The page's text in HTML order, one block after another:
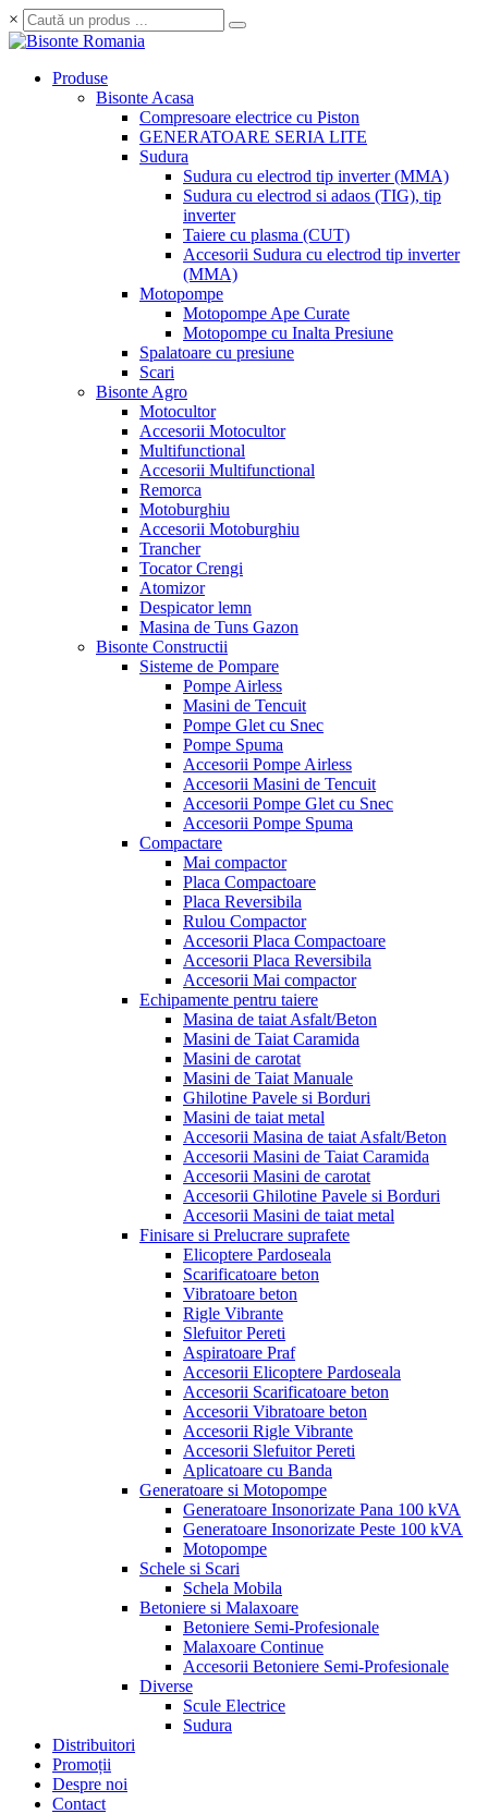
×
Produse
Bisonte Acasa
Compresoare electrice cu Piston
GENERATOARE SERIA LITE
Sudura
Sudura cu electrod tip inverter (MMA)
Sudura cu electrod si adaos (TIG), tip
inverter
Taiere cu plasma (CUT)
Accesorii Sudura cu electrod tip inverter
(MMA)
Motopompe
Motopompe Ape Curate
Motopompe cu Inalta Presiune
Spalatoare cu presiune
Scari
Bisonte Agro
Motocultor
Accesorii Motocultor
Multifunctional
Accesorii Multifunctional
Remorca
Motoburghiu
Accesorii Motoburghiu
Trancher
Tocator Crengi
Atomizor
Despicator lemn
Masina de Tuns Gazon
Bisonte Constructii
Sisteme de Pompare
Pompe Airless
Masini de Tencuit
Pompe Glet cu Snec
Pompe Spuma
Accesorii Pompe Airless
Accesorii Masini de Tencuit
Accesorii Pompe Glet cu Snec
Accesorii Pompe Spuma
Compactare
Mai compactor
Placa Compactoare
Placa Reversibila
Rulou Compactor
Accesorii Placa Compactoare
Accesorii Placa Reversibila
Accesorii Mai compactor
Echipamente pentru taiere
Masina de taiat Asfalt/Beton
Masini de Taiat Caramida
Masini de carotat
Masini de Taiat Manuale
Ghilotine Pavele si Borduri
Masini de taiat metal
Accesorii Masina de taiat Asfalt/Beton
Accesorii Masini de Taiat Caramida
Accesorii Masini de carotat
Accesorii Ghilotine Pavele si Borduri
Accesorii Masini de taiat metal
Finisare si Prelucrare suprafete
Elicoptere Pardoseala
Scarificatoare beton
Vibratoare beton
Rigle Vibrante
Slefuitor Pereti
Aspiratoare Praf
Accesorii Elicoptere Pardoseala
Accesorii Scarificatoare beton
Accesorii Vibratoare beton
Accesorii Rigle Vibrante
Accesorii Slefuitor Pereti
Aplicatoare cu Banda
Generatoare si Motopompe
Generatoare Insonorizate Pana 100 kVA
Generatoare Insonorizate Peste 100 kVA
Motopompe
Schele si Scari
Schela Mobila
Betoniere si Malaxoare
Betoniere Semi-Profesionale
Malaxoare Continue
Accesorii Betoniere Semi-Profesionale
Diverse
Scule Electrice
Sudura
Distribuitori
Promoții
Despre noi
Contact